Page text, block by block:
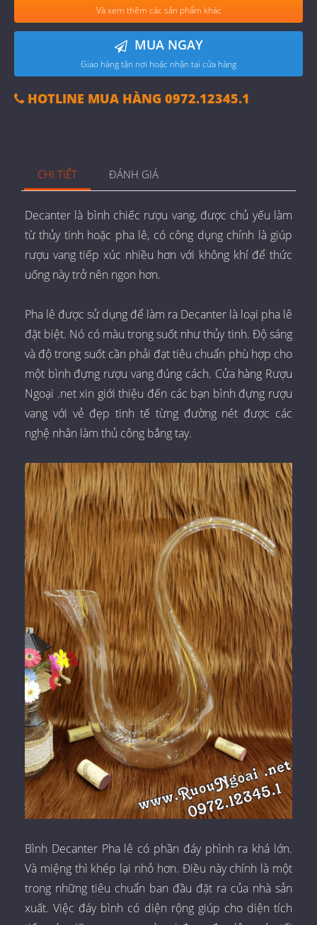
Và xem thêm các sản phẩm khác
MUA NGAY
Giao hàng tận nơi hoặc nhận tại cửa hàng
HOTLINE MUA HÀNG 0972.12345.1
CHI TIẾT ĐÁNH GIÁ
Decanter là bình chiếc rượu vang, được chủ yếu làm
từ thủy tinh hoặc pha lê, có công dụng chính là giúp
rượu vang tiếp xúc nhiều hơn với không khí để thức
uống này trở nên ngon hơn.
Pha lê được sử dụng để làm ra Decanter là loại pha lê
đặt biệt. Nó có màu trong suốt như thủy tinh. Độ sáng
và độ trong suốt cần phải đạt tiêu chuẩn phù hợp cho
một bình đựng rượu vang đúng cách. Cửa hàng Rượu
Ngoại .net xin giới thiệu đến các bạn bình đựng rượu
vang với vẻ đẹp tinh tế từng đường nét được các
nghệ nhân làm thủ công bẳng tay.
Bình Decanter Pha lê có phần đáy phình ra khá lớn.
Và miệng thì khép lại nhỏ hơn. Điều này chính là một
trong những tiêu chuẩn ban đầu đặt ra của nhà sản
xuất. Việc đáy bình có diện rộng giúp cho diện tích